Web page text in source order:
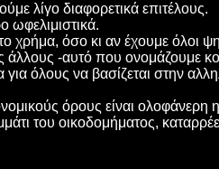
λίγο διαφορετικά επιτέλους.
ωφελιμιστικά.
χρήμα, όσο κι αν έχουμε όλοι
άλλους -αυτό που ονομάζουμε
όλους να βασίζεται στην
όρους είναι ολοφάνερη
του οικοδομήματος,